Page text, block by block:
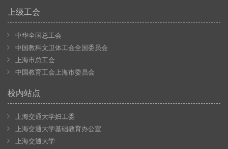
上级工会
中华全国总工会
中国教科文卫体工会全国委员会
上海市总工会
中国教育工会上海市委员会
校内站点
上海交通大学妇工委
上海交通大学基础教育办公室
上海交通大学